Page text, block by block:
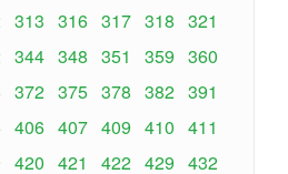
313 316 317 318 321
344 348 351 359 360
372 375 378 382 391
406 407 409 410 411
420 421 422 429 432